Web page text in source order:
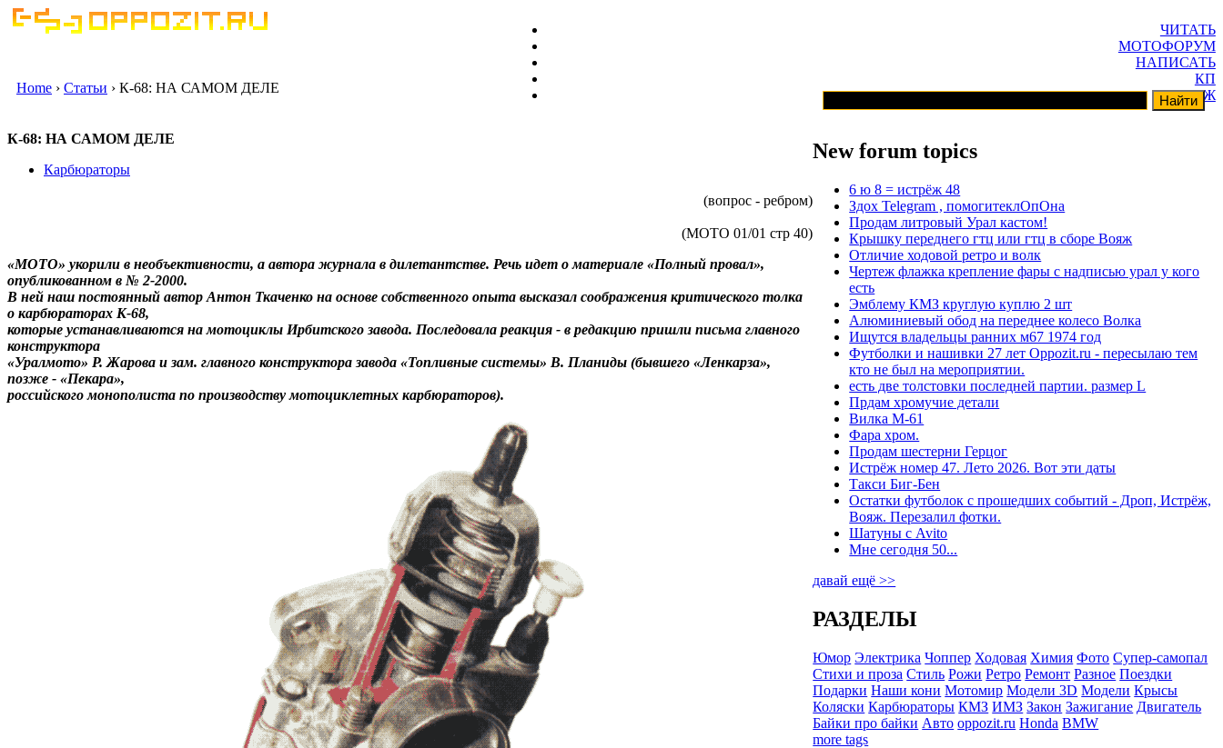
ЧИТАТЬ
МОТОФОРУМ
НАПИСАТЬ
КП
ГАРАЖ
Home › Статьи › К-68: НА САМОМ ДЕЛЕ
К-68: НА САМОМ ДЕЛЕ
Карбюраторы
(вопрос - ребром)
(МОТО 01/01 стр 40)
«МОТО» укорили в необъективности, а автора журнала в дилетантстве. Речь идет о материале «Полный провал»,
опубликованном в № 2-2000.
В ней наш постоянный автор Антон Ткаченко на основе собственного опыта высказал соображения критического толка
о карбюраторах К-68,
которые устанавливаются на мотоциклы Ирбитского завода. Последовала реакция - в редакцию пришли письма главного
конструктора
«Уралмото» Р. Жарова и зам. главного конструктора завода «Топливные системы» В. Планиды (бывшего «Ленкарза»,
позже - «Пекара»,
российского монополиста по производству мотоциклетных карбюраторов).
New forum topics
6 ю 8 = истрёж 48
Здох Telegram , помогитеклОпОна
Продам литровый Урал кастом!
Крышку переднего гтц или гтц в сборе Вояж
Отличие ходовой ретро и волк
Чертеж флажка крепление фары с надписью урал у кого
есть
Эмблему КМЗ круглую куплю 2 шт
Алюминиевый обод на переднее колесо Волка
Ищутся владельцы ранних м67 1974 год
Футболки и нашивки 27 лет Oppozit.ru - пересылаю тем
кто не был на мероприятии.
есть две толстовки последней партии. размер L
Прдам хромучие детали
Вилка М-61
Фара хром.
Продам шестерни Герцог
Истрёж номер 47. Лето 2026. Вот эти даты
Такси Биг-Бен
Остатки футболок с прошедших событий - Дроп, Истрёж,
Вояж. Перезалил фотки.
Шатуны с Avito
Мне сегодня 50...
давай ещё >>
РАЗДЕЛЫ
Юмор Электрика Чоппер Ходовая Химия Фото Супер-самопал
Стихи и проза Стиль Рожи Ретро Ремонт Разное Поездки
Подарки Наши кони Мотомир Модели 3D Модели Крысы
Коляски Карбюраторы КМЗ ИМЗ Закон Зажигание Двигатель
Байки про байки Авто oppozit.ru Honda BMW
more tags